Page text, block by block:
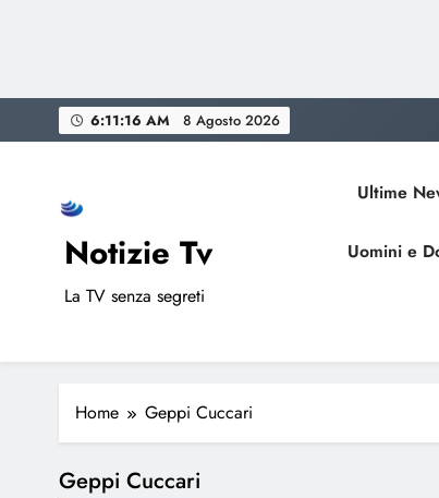
to
6:11:16 AM 8 Agosto 2026
Notizie Tv
La TV senza segreti
Ultime
Uomini e
Home Geppi Cuccari
Geppi Cuccari